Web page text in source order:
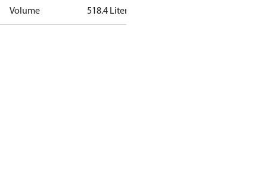
Volume 518.4 Liter